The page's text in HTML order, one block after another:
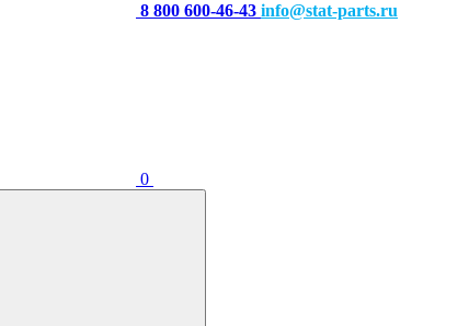
8 800 600-46-43 info@stat-parts.ru
0